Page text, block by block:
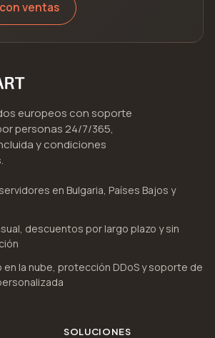
ventas
europeos con soporte
personas 24/7/365,
y condiciones
en Bulgaria, Países Bajos y
descuentos por largo plazo y sin
en la nube, protección DDoS y soporte de
SOLUCIONES